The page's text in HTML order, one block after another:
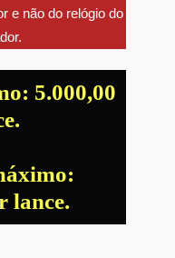
e não do relógio do
5.000,00
lance.